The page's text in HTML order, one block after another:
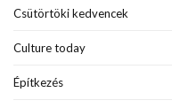
Csütörtöki kedvencek
Culture today
Építkezés